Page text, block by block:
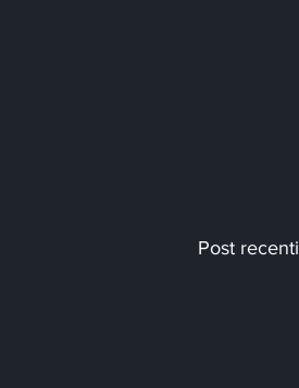
Post recenti